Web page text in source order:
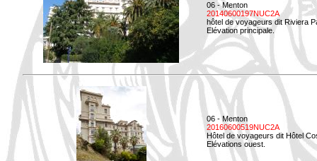
06 - Menton
20140600197NUC2A
hôtel de voyageurs dit Riviera
Elévation principale.
06 - Menton
20160600519NUC2A
Hôtel de voyageurs dit Hôtel
Elévations ouest.